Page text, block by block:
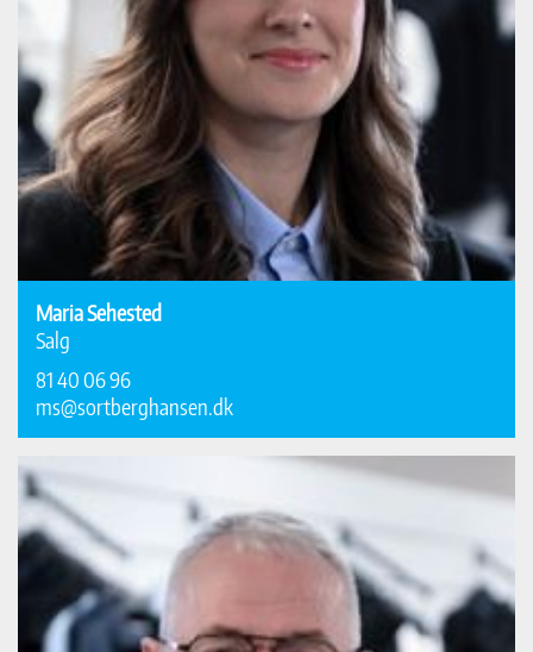
Maria Sehested
Salg
81 40 06 96
ms@sortberghansen.dk